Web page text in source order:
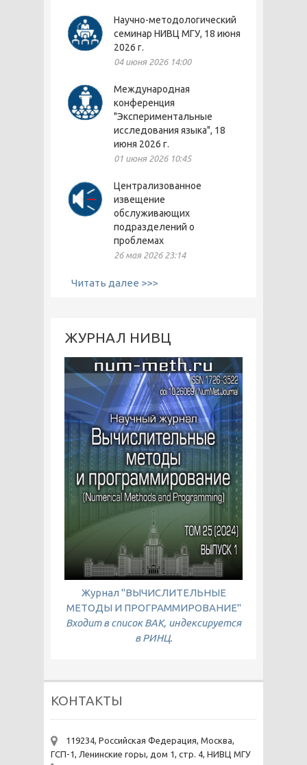
Научно-методологический
семинар НИВЦ МГУ, 18 июня
2026 г.
04 июня 2026 14:00
Международная
конференция
"Экспериментальные
исследования языка", 18
июня 2026 г.
01 июня 2026 10:45
Централизованное
извещение
обслуживающих
подразделений о
проблемах
26 мая 2026 23:14
Читать далее >>>
ЖУРНАЛ НИВЦ
Журнал "ВЫЧИСЛИТЕЛЬНЫЕ
МЕТОДЫ И ПРОГРАММИРОВАНИЕ"
Входит в список ВАК, индексируется
в РИНЦ.
КОНТАКТЫ
119234, Российская Федерация, Москва,
ГСП-1, Ленинские горы, дом 1, стр. 4, НИВЦ МГУ